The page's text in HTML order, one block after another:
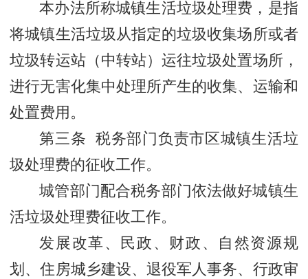
本办法所称城镇生活垃圾处理费，是指
将城镇生活垃圾从指定的垃圾收集场所或者
垃圾转运站（中转站）运往垃圾处置场所，
进行无害化集中处理所产生的收集、运输和
处置费用。
第三条 税务部门负责市区城镇生活垃
圾处理费的征收工作。
城管部门配合税务部门依法做好城镇生
活垃圾处理费征收工作。
发展改革、民政、财政、自然资源规
划、住房城乡建设、退役军人事务、行政审